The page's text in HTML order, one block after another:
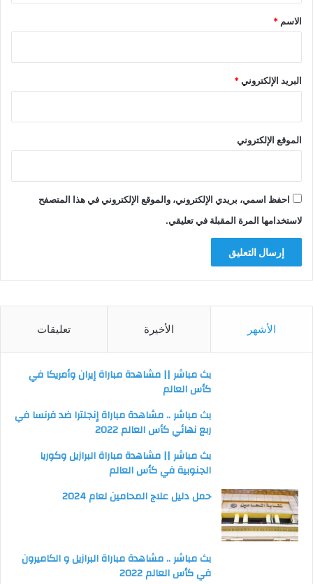
*
الاسم *
البريد الإلكتروني*
الموقع الإلكتروني
احفظ اسمي، بريدي الإلكتروني، والموقع الإلكتروني في هذا المتصفح
لاستخدامها المرة المقبلة في تعليقي.
الأشهر الأخيرة تعليقات
بث مباشر || مشاهدة مباراة إيران وأمريكا في
كأس العالم
بث مباشر .. مشاهدة مباراة إنجلترا ضد فرنسا في
ربع نهائي كأس العالم 2022
بث مباشر || مشاهدة مباراة البرازيل وكوريا
الجنوبية في كأس العالم
حمل دليل علاج المحامين لعام 2024
بث مباشر .. مشاهدة مباراة البرازيل و الكاميرون
في كأس العالم 2022